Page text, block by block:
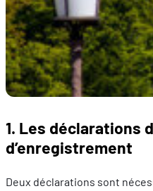
1. Les déclarations
d’enregistrement
Deux déclarations sont